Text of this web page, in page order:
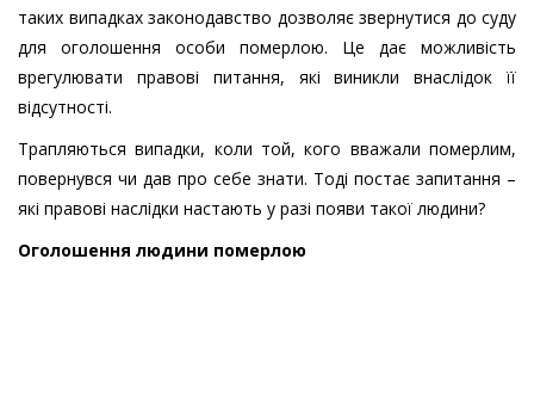
таких випадках законодавство дозволяє звернутися до суду
для оголошення особи померлою. Це дає можливість
врегулювати правові питання, які виникли внаслідок її
відсутності.
Трапляються випадки, коли той, кого вважали померлим,
повернувся чи дав про себе знати. Тоді постає запитання –
які правові наслідки настають у разі появи такої людини?
Оголошення людини померлою